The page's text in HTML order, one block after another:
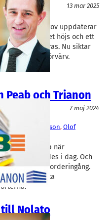
13 mar 2025
Wahlquist
Nolato i Torekov uppdaterar
Ebita-målet höjs och ett
procent adderas. Nu siktar
och förvärv.
Peab och Trianon
7 maj 2024
, Jesper Göransson, Olof
ett skutt upp när
presenterades i dag. Och
med rekord i orderingång.
upp de skånska
Nolato